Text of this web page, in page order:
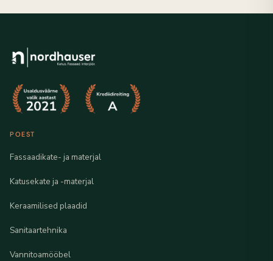
POEST
Fassaadikate- ja materjal
Katusekate ja -materjal
Keraamilised plaadid
Sanitaartehnika
Vannitoamööbel